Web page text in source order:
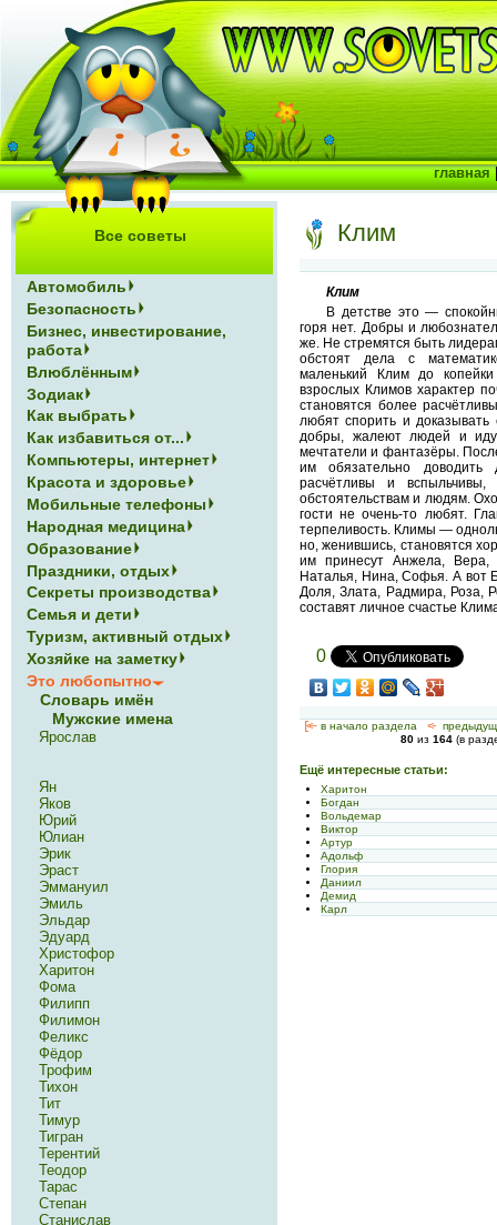
Клим
Клим
В детстве это —
горя нет. Добры и
же. Не стремятся быть
обстоят дела с
маленький Клим до
взрослых Климов характер
становятся более
любят спорить и
добры, жалеют людей и
мечтатели и фантазёры.
им обязательно
расчётливы и
обстоятельствам и людям.
гости не очень-то любят.
терпеливость. Климы —
но, женившись, становятся
им принесут Анжела, Вера,
Наталья, Нина, Софья. А вот
Доля, Злата, Радмира, Роза,
составят личное счастье
0
[<— в начало раздела <-
80 из 164 (в
Ещё интересные статьи:
Харитон
Богдан
Вольдемар
Виктор
Артур
Адольф
Глория
Даниил
Демид
Карл
Все советы
Автомобиль
Безопасность
Бизнес, инвестирование,
работа
Влюблённым
Зодиак
Как выбрать
Как избавиться от...
Компьютеры, интернет
Красота и здоровье
Мобильные телефоны
Народная медицина
Образование
Праздники, отдых
Секреты производства
Семья и дети
Туризм, активный отдых
Хозяйке на заметку
Это любопытно
Словарь имён
Мужские имена
Ярослав
Ян
Яков
Юрий
Юлиан
Эрик
Эраст
Эммануил
Эмиль
Эльдар
Эдуард
Христофор
Харитон
Фома
Филипп
Филимон
Феликс
Фёдор
Трофим
Тихон
Тит
Тимур
Тигран
Терентий
Теодор
Тарас
Степан
Станислав
главная